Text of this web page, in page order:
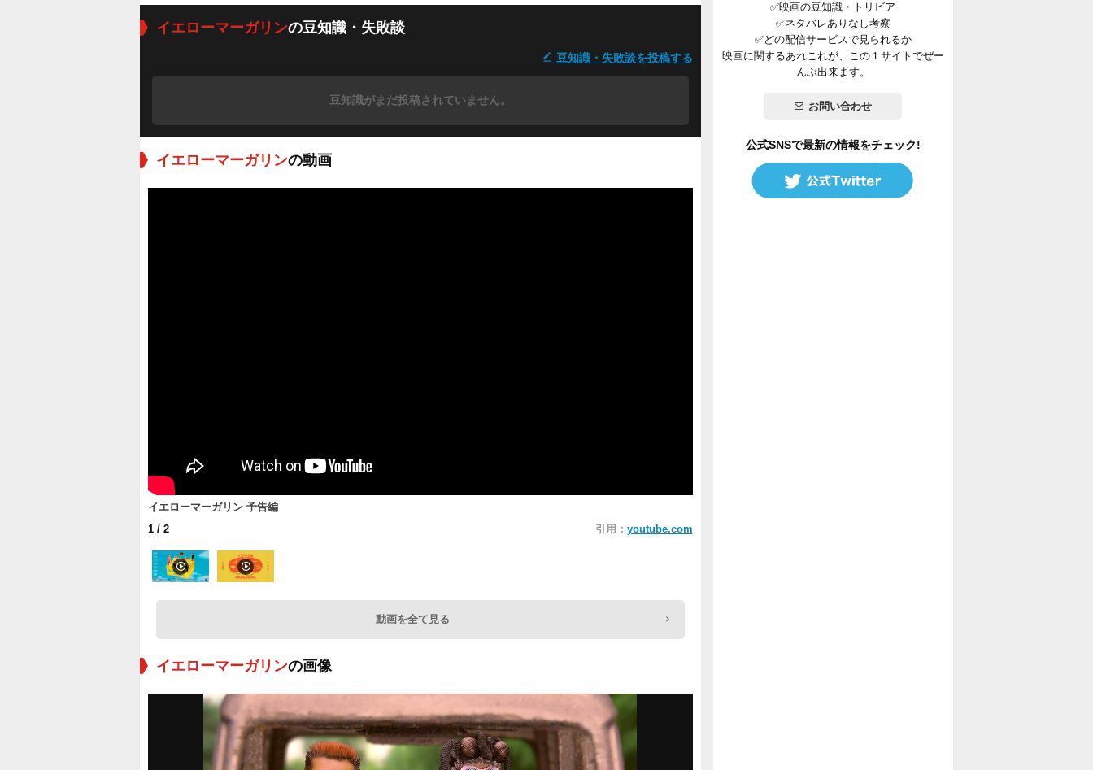
イエローマーガリンの豆知識・失敗談
豆知識・失敗談を投稿する
豆知識がまだ投稿されていません。
イエローマーガリンの動画
イエローマーガリン 予告編
1 / 2 引用： youtube.com
動画を全て見る
イエローマーガリンの画像
✅映画の豆知識・トリビア
✅ネタバレありなし考察
✅どの配信サービスで見られるか
映画に関するあれこれが、この１サイトでぜー
んぶ出来ます。
お問い合わせ
公式SNSで最新の情報をチェック!